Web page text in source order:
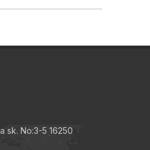
sk. No:3-5 16250